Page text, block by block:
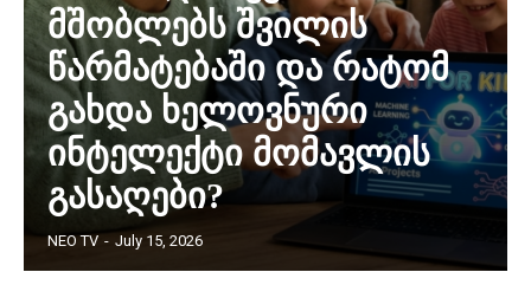
მშობლებს შვილის
წარმატებაში და რატომ
გახდა ხელოვნური
ინტელექტი მომავლის
გასაღები?
NEO TV - July 15, 2026